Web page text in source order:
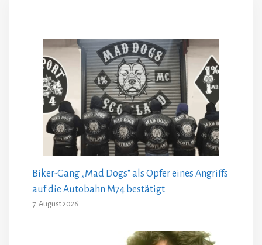
Biker-Gang „Mad Dogs“ als Opfer eines Angriffs
auf die Autobahn M74 bestätigt
7. August 2026